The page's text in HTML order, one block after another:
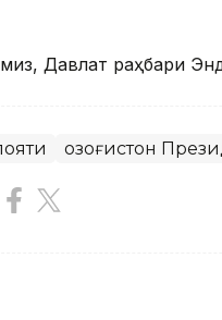
Давлат раҳбари
Қозоғистон